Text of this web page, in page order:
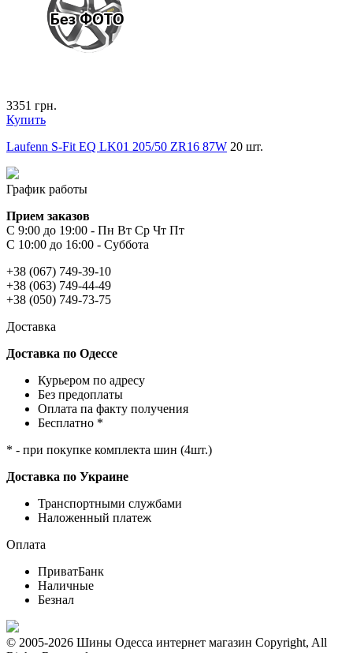
3351 грн.
Купить
Laufenn S-Fit EQ LK01 205/50 ZR16 87W 20 шт.
График работы
Прием заказов
С 9:00 до 19:00 - Пн Вт Ср Чт Пт
С 10:00 до 16:00 - Суббота
+38 (067) 749-39-10
+38 (063) 749-44-49
+38 (050) 749-73-75
Доставка
Доставка по Одессе
Курьером по адресу
Без предоплаты
Оплата па факту получения
Бесплатно *
* - при покупке комплекта шин (4шт.)
Доставка по Украине
Транспортными службами
Наложенный платеж
Оплата
ПриватБанк
Наличные
Безнал
© 2005-2026 Шины Одесса интернет магазин Copyright, All